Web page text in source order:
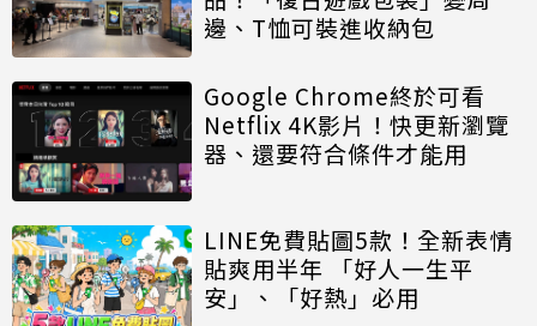
邊、T恤可裝進收納包
Google Chrome終於可看
Netflix 4K影片！快更新瀏覽
器、還要符合條件才能用
LINE免費貼圖5款！全新表情
貼爽用半年 「好人一生平
安」、「好熱」必用